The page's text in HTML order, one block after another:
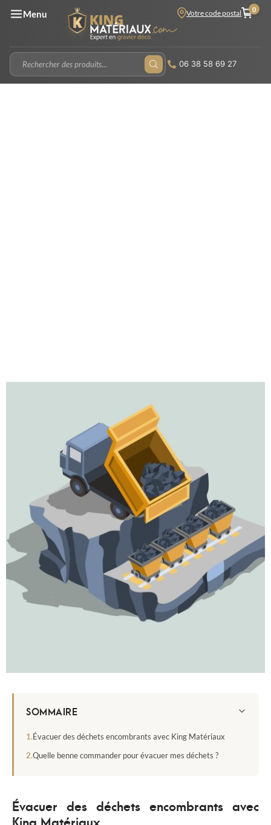
Menu Votre code postal 0
06 38 58 69 27
SOMMAIRE
Évacuer des déchets encombrants avec King Matériaux
Quelle benne commander pour évacuer mes déchets ?
Évacuer des déchets encombrants avec
King Matériaux